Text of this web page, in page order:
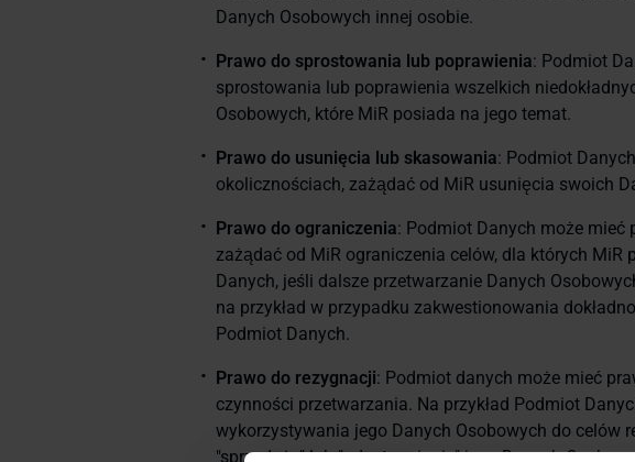
Danych Osobowych innej osobie.
Prawo do sprostowania lub poprawienia: Podmiot
sprostowania lub poprawienia wszelkich
Osobowych, które MiR posiada na jego temat.
Prawo do usunięcia lub skasowania: Podmiot
okolicznościach, zażądać od MiR usunięcia swoich
Prawo do ograniczenia: Podmiot Danych może mieć
zażądać od MiR ograniczenia celów, dla których MiR
Danych, jeśli dalsze przetwarzanie Danych
na przykład w przypadku zakwestionowania
Podmiot Danych.
Prawo do rezygnacji: Podmiot danych może mieć
czynności przetwarzania. Na przykład Podmiot
wykorzystywania jego Danych Osobowych do celów
"sprzedaży" lub "udostępniania" jego Danych